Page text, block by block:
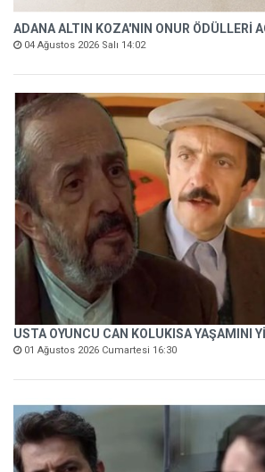
ADANA ALTIN KOZA'NIN ONUR ÖDÜLLERİ
04 Ağustos 2026 Salı 14:02
USTA OYUNCU CAN KOLUKISA YAŞAMINI
01 Ağustos 2026 Cumartesi 16:30